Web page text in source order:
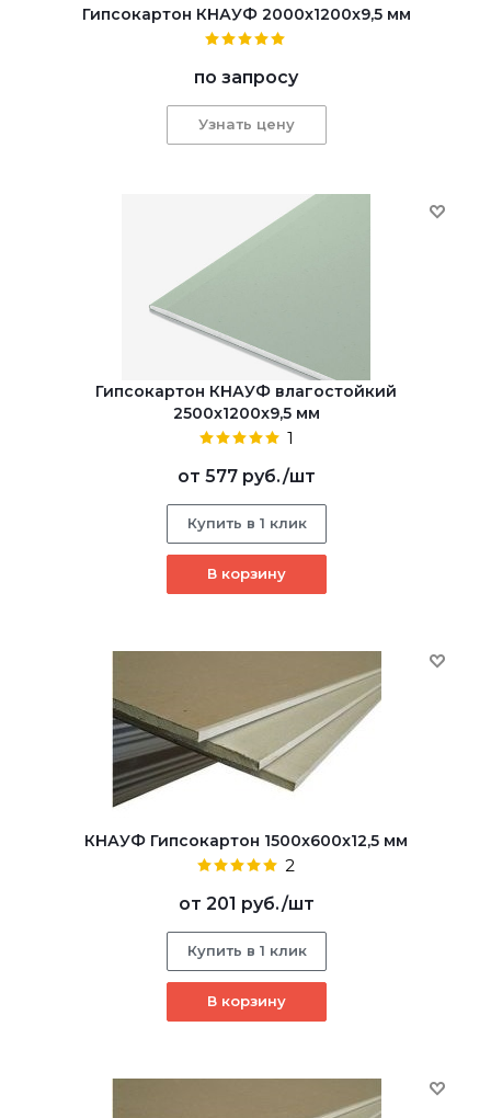
Гипсокартон КНАУФ 2000x1200x9,5 мм
по запросу
Узнать цену
Гипсокартон КНАУФ влагостойкий
2500x1200x9,5 мм
1
от 577 руб./шт
Купить в 1 клик
В корзину
КНАУФ Гипсокартон 1500x600x12,5 мм
2
от 201 руб./шт
Купить в 1 клик
В корзину